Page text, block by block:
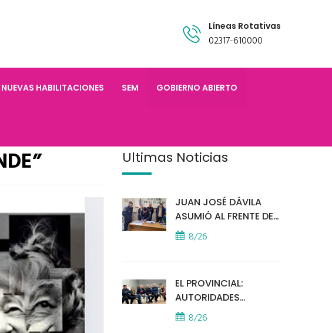
Líneas Rotativas
02317-610000
NUEVAS HABILITACIONES SEM GOBIERNO ABIERTO
Últimas Noticias
JUAN JOSÉ DÁVILA
ASUMIÓ AL FRENTE DE
LA POLICÍA COMUNAL
8/26
EL PROVINCIAL:
AUTORIDADES
MUNICIPALES
MANTUVIERON UN
8/26